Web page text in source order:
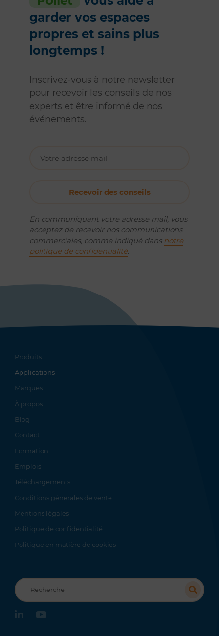
garder vos espaces
propres et sains plus
longtemps !
Inscrivez-vous à notre newsletter
pour recevoir les conseils de nos
experts et être informé de nos
événements.
En communiquant votre adresse mail, vous
acceptez de recevoir nos communications
commerciales, comme indiqué dans notre
politique de confidentialité.
Produits
Applications
Marques
À propos
Blog
Contact
Formation
Emplois
Téléchargements
Conditions générales de vente
Mentions légales
Politique de confidentialité
Politique en matière de cookies
Recherche
linkedin